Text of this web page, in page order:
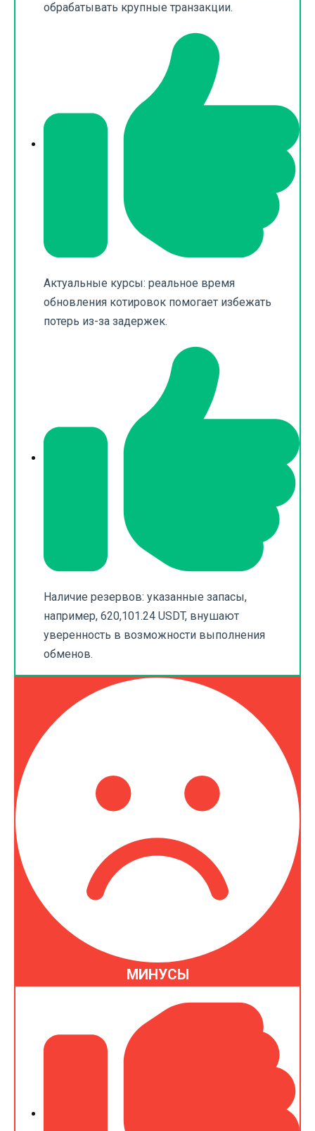
обрабатывать крупные транзакции.
Актуальные курсы: реальное время
обновления котировок помогает избежать
потерь из-за задержек.
Наличие резервов: указанные запасы,
например, 620,101.24 USDT, внушают
уверенность в возможности выполнения
обменов.
МИНУСЫ